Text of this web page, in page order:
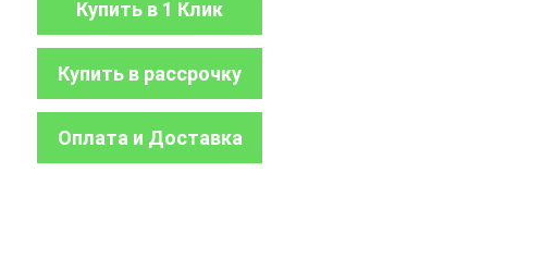
Купить в 1 Клик
Купить в рассрочку
Оплата и Доставка